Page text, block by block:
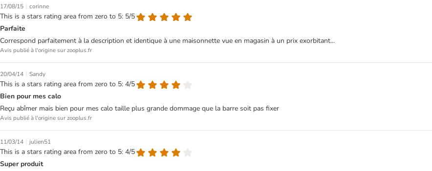
17/08/15 | corinne
This is a stars rating area from zero to 5: 5/5
Parfaite
Correspond parfaitement à la description et identique à une maisonnette vue en magasin à un prix exorbitant...
Avis publié à l'origine sur zooplus.fr
20/04/14 | Sandy
This is a stars rating area from zero to 5: 4/5
Bien pour mes calo
Reçu abîmer mais bien pour mes calo taille plus grande dommage que la barre soit pas fixer
Avis publié à l'origine sur zooplus.fr
11/03/14 | julien51
This is a stars rating area from zero to 5: 4/5
Super produit